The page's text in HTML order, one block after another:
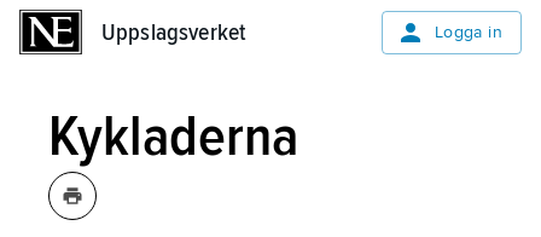
Uppslagsverket Logga in
Kykladerna